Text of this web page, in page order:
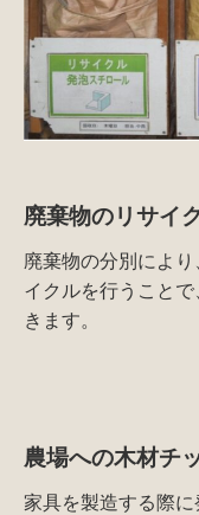
廃棄物のリサイ
廃棄物の分別によ
イクルを行うこと
きます。
農場への木材チ
家具を製造する際